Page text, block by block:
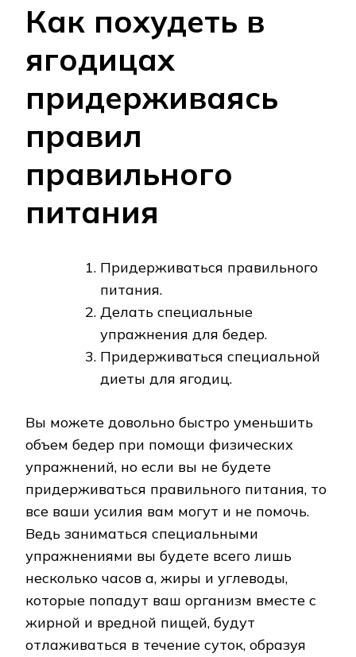
Как похудеть в
ягодицах
придерживаясь
правил
правильного
питания
Придерживаться правильного
питания.
Делать специальные
упражнения для бедер.
Придерживаться специальной
диеты для ягодиц.
Вы можете довольно быстро уменьшить
объем бедер при помощи физических
упражнений, но если вы не будете
придерживаться правильного питания, то
все ваши усилия вам могут и не помочь.
Ведь заниматься специальными
упражнениями вы будете всего лишь
несколько часов а, жиры и углеводы,
которые попадут ваш организм вместе с
жирной и вредной пищей, будут
отлаживаться в течение суток, образуя